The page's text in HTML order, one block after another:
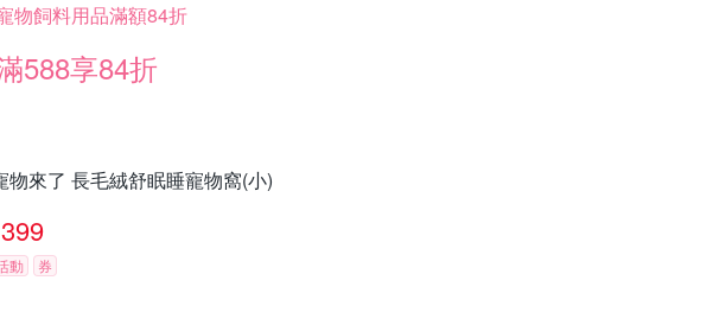
物飼料用品滿額84折
588享84折
物來了 長毛絨舒眠睡寵物窩(小)
399
動 券